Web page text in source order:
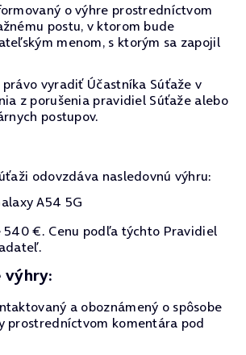
o výhre prostredníctvom
postu, v ktorom bude
menom, s ktorým sa zapojil
vyradiť Účastníka Súťaže v
z porušenia pravidiel Súťaže alebo
postupov.
odovzdáva nasledovnú výhru:
A54 5G
540 €. Cenu podľa týchto Pravidiel
výhry:
a oboznámený o spôsobe
prostredníctvom komentára pod